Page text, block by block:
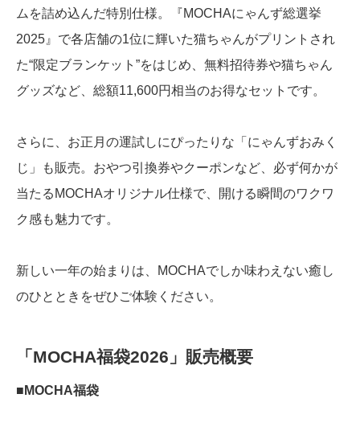
ムを詰め込んだ特別仕様。『MOCHAにゃんず総選挙
2025』で各店舗の1位に輝いた猫ちゃんがプリントされ
た“限定ブランケット”をはじめ、無料招待券や猫ちゃん
グッズなど、総額11,600円相当のお得なセットです。
さらに、お正月の運試しにぴったりな「にゃんずおみく
じ」も販売。おやつ引換券やクーポンなど、必ず何かが
当たるMOCHAオリジナル仕様で、開ける瞬間のワクワ
ク感も魅力です。
新しい一年の始まりは、MOCHAでしか味わえない癒し
のひとときをぜひご体験ください。
「MOCHA福袋2026」販売概要
■MOCHA福袋